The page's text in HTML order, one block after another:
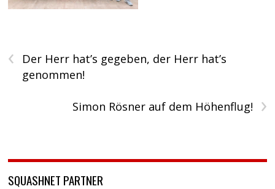
‹
Der Herr hat’s gegeben, der Herr hat’s
genommen!
›
Simon Rösner auf dem Höhenflug!
SQUASHNET PARTNER